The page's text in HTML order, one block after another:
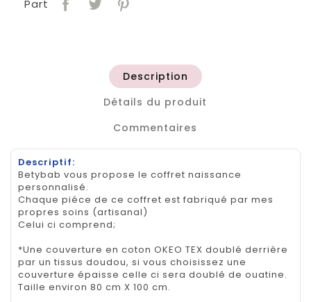
Part
Description
Détails du produit
Commentaires
Descriptif:
Betybab vous propose le coffret naissance
personnalisé.
Chaque piéce de ce coffret est fabriqué par mes
propres soins (artisanal)
Celui ci comprend;
*Une couverture en coton OKEO TEX doublé derrière
par un tissus doudou, si vous choisissez une
couverture épaisse celle ci sera doublé de ouatine.
Taille environ 80 cm X 100 cm.